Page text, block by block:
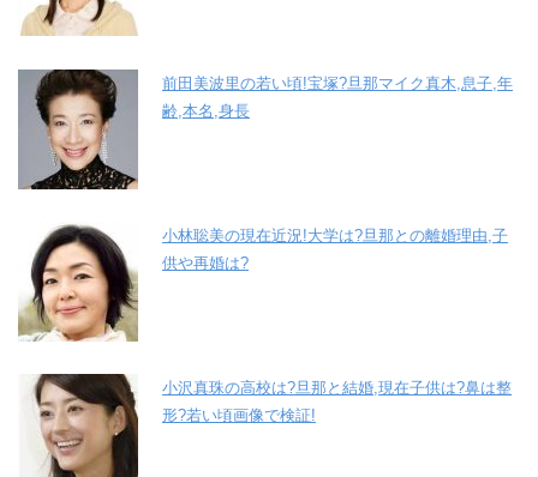
前田美波里の若い頃!宝塚?旦那マイク真木,息子,年
齢,本名,身長
小林聡美の現在近況!大学は?旦那との離婚理由,子
供や再婚は?
小沢真珠の高校は?旦那と結婚,現在子供は?鼻は整
形?若い頃画像で検証!